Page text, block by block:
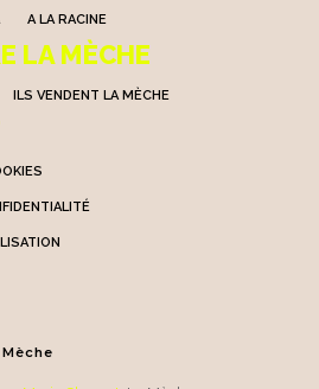
A LA RACINE
LA MÈCHE
ILS VENDENT LA MÈCHE